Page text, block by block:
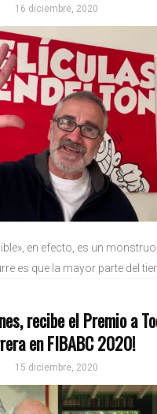
16 diciembre, 2020
en efecto, es un
es que la mayor parte del
recibe el Premio a
en FIBABC 2020!
15 diciembre, 2020